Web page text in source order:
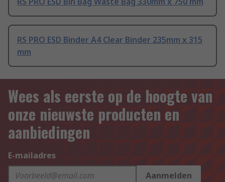
RS PRO ESD Binder A4 Clear Binder 235mm x 315
mm
Wees als eerste op de hoogte van
onze nieuwste producten en
aanbiedingen
E-mailadres
Aanmelden